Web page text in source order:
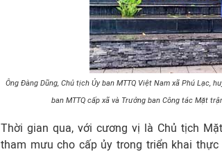
Ông Đàng Dũng, Chủ tịch Ủy ban MTTQ Việt Nam xã Phú Lạc,
ban MTTQ cấp xã và Trưởng ban Công tác Mặt
Thời gian qua, với cương vị là Chủ tịch
tham mưu cho cấp ủy trong triển khai